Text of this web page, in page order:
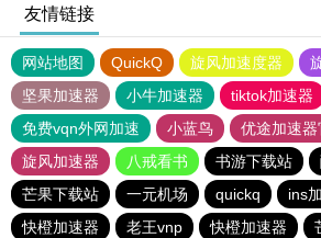
友情链接
网站地图 QuickQ 旋风加速度器
坚果加速器
小牛加速器 tiktok加速器
免费vqn外网加速
小蓝鸟 优途加速器
旋风加速器
八戒看书 书游下载站
芒果下载站
一元机场 quickq ins
快橙加速器
老王vnp 快橙加速器